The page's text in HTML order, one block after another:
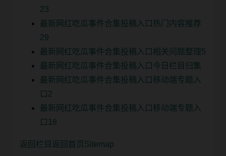
23
最新网红吃瓜事件合集投稿入口热门内容推荐
29
最新网红吃瓜事件合集投稿入口相关问题整理5
最新网红吃瓜事件合集投稿入口今日栏目归集
最新网红吃瓜事件合集投稿入口移动端专题入
口2
最新网红吃瓜事件合集投稿入口移动端专题入
口18
返回栏目 返回首页 Sitemap